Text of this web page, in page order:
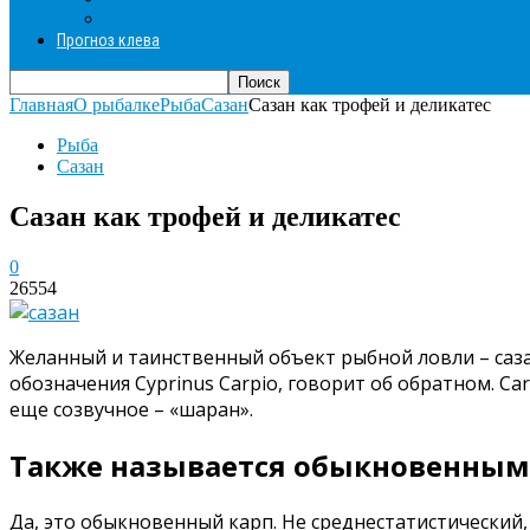
Прогноз клева
ГлавнаяО рыбалкеРыбаСазанСазан как трофей и деликатес
Рыба
Сазан
Сазан как трофей и деликатес
0
26554
Желанный и таинственный объект рыбной ловли –
обозначения Cyprinus Carpio, говорит об обратном.
еще созвучное – «шаран».
Также называется
Да, это обыкновенный карп. Не